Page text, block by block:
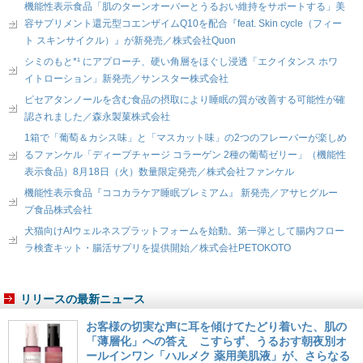
機能性表示食品「肌のターンオーバーとうるおい維持をサポートする」美
容サプリメント還元型コエンザイムQ10を配合『feat. Skin cycle（フィー
ト スキンサイクル）』が新発売／株式会社Quon
シミのもと*¹ にアプローチ、硬い角層をほぐし浸透「エクイタンス ホワ
イトローション」新発売／サンスター株式会社
ピセアタンノールを含む食品の摂取により睡眠の質が改善する可能性が確
認されました／森永製菓株式会社
1箱で「葡萄＆カシス味」と「マスカット味」の2つのフレーバーが楽しめ
るファンケル「ディープチャージ コラーゲン 2種の葡萄ゼリー」（機能性
表示食品）8月18日（火）数量限定発売／株式会社ファンケル
機能性表示食品『ココカラケア睡眠プレミアム』 新発売／アサヒグルー
プ食品株式会社
犬猫向けAIウェルネスプラットフォームを始動。第一弾として腸内フロー
ラ検査キット・腸活サプリを提供開始／株式会社PETOKOTO
リリースの最新ニュース
お客様の切実な声に耳を傾けてたどり着いた、肌の
「薄層化」への答え こすらず、うるおす朝夜別オ
ールインワン「ハルメク 薬用美肌液」が、さらなる